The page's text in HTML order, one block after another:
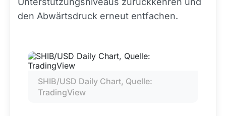
den Abwärtsdruck erneut entfachen.
SHIB/USD Daily Chart, Quelle:
TradingView